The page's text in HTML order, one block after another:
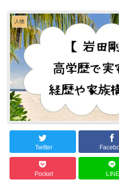
人物
Twitter
Pocket LINE